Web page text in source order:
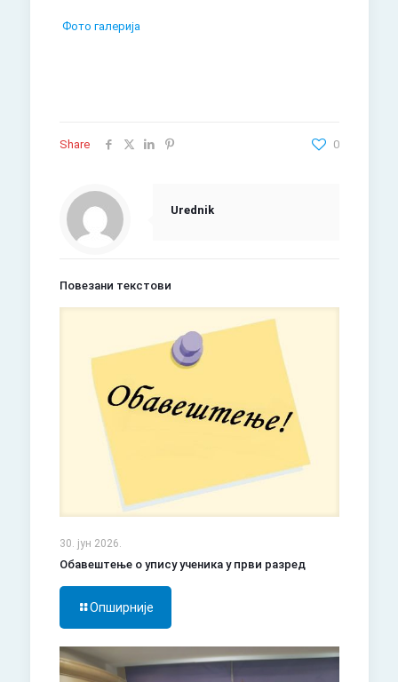
Фото галерија
Share 0
Urednik
Повезани текстови
30. јун 2026.
Обавештење о упису ученика у први разред
Опширније